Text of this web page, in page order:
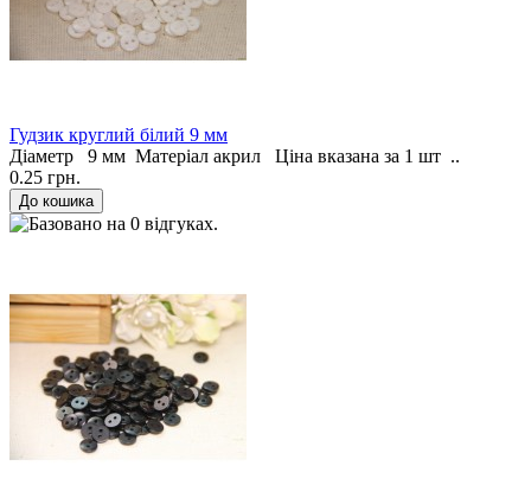
Гудзик круглий білий 9 мм
Діаметр 9 мм Матеріал акрил Ціна вказана за 1 шт ..
0.25 грн.